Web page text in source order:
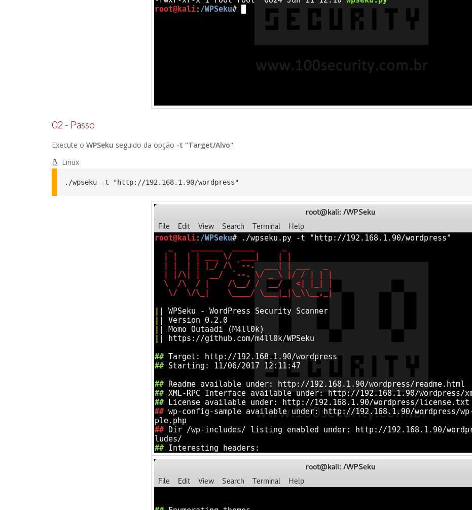
02 - Passo
Execute o WPSeku seguido da opção -t "Target/Alvo".
Linux
./wpseku -t "http://192.168.1.90/wordpress"